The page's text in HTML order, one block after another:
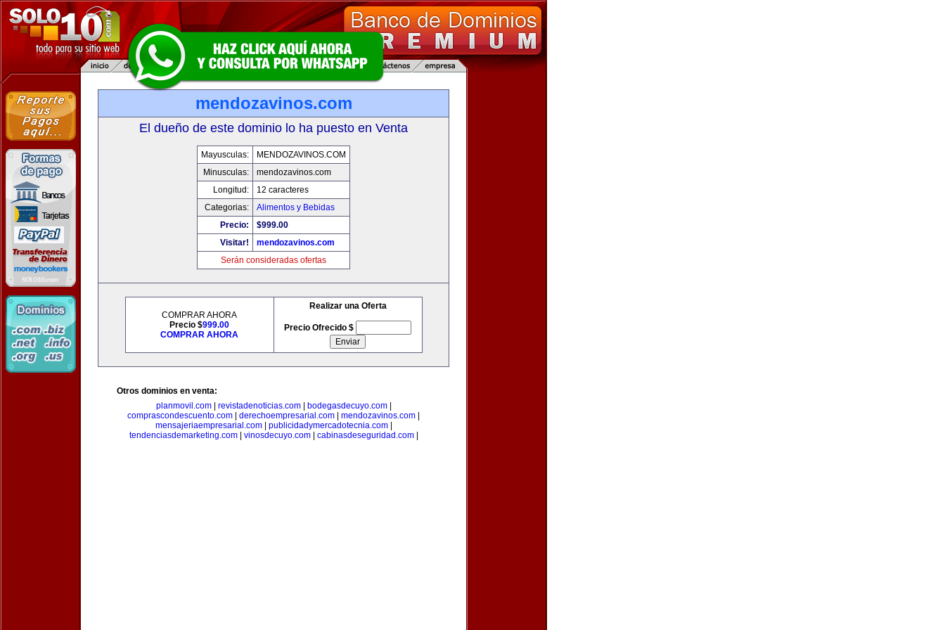
mendozavinos.com
El dueño de este dominio lo ha puesto en Venta
Mayusculas:
MENDOZAVINOS.COM
Minusculas:
mendozavinos.com
Longitud:
12 caracteres
Categorias:
Alimentos y Bebidas
Precio:
$999.00
Visitar!
mendozavinos.com
Serán consideradas ofertas
COMPRAR AHORA
Precio $999.00
COMPRAR AHORA
Realizar una Oferta
Precio Ofrecido $
Otros dominios en venta:
planmovil.com| revistadenoticias.com| bodegasdecuyo.com|
comprascondescuento.com
derechoempresarial.com mendozavinos.com
mensajeriaempresarial.com| publicidadymercadotecnia.com|
tendenciasdemarketing.com| vinosdecuyo.com| cabinasdeseguridad.com|